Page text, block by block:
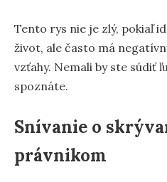
Tento rys nie je zlý, pokiaľ
život, ale často má
vzťahy. Nemali by ste súdiť
spoznáte.
Snívanie o
právnikom